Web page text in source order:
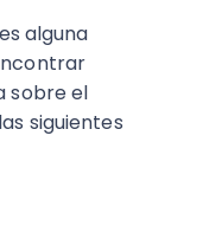
alguna
sobre el
siguientes